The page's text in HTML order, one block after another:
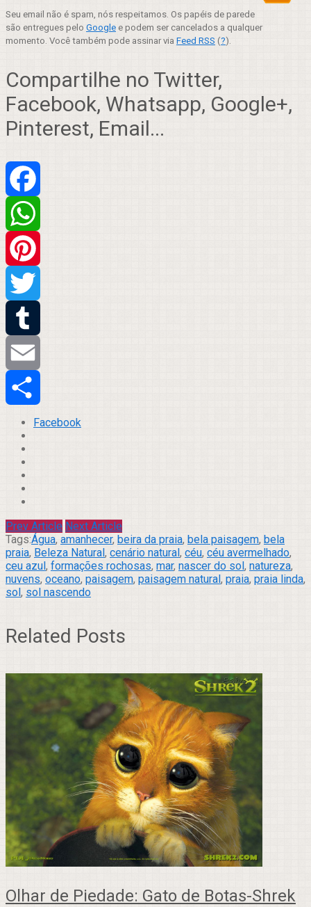
Seu email não é spam, nós respeitamos. Os papéis de parede
são entregues pelo Google e podem ser cancelados a qualquer
momento. Você também pode assinar via Feed RSS (?).
Compartilhe no Twitter,
Facebook, Whatsapp, Google+,
Pinterest, Email...
Facebook
WhatsApp
Pinterest
Twitter
Tumblr
Email
Compartilhar
Facebook
Prev Article Next Article
Tags:Água, amanhecer, beira da praia, bela paisagem, bela
praia, Beleza Natural, cenário natural, céu, céu avermelhado,
ceu azul, formações rochosas, mar, nascer do sol, natureza,
nuvens, oceano, paisagem, paisagem natural, praia, praia linda,
sol, sol nascendo
Related Posts
Olhar de Piedade: Gato de Botas-Shrek